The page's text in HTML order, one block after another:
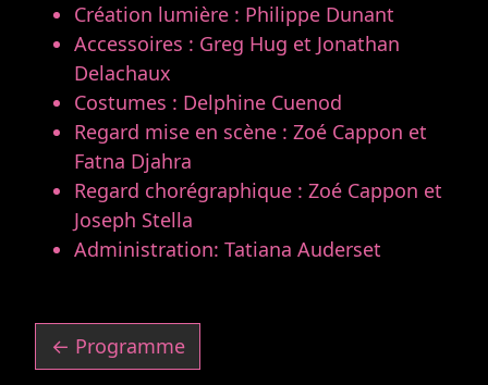
Création lumière : Philippe Dunant
Accessoires : Greg Hug et Jonathan
Delachaux
Costumes : Delphine Cuenod
Regard mise en scène : Zoé Cappon et
Fatna Djahra
Regard chorégraphique : Zoé Cappon et
Joseph Stella
Administration: Tatiana Auderset
← Programme